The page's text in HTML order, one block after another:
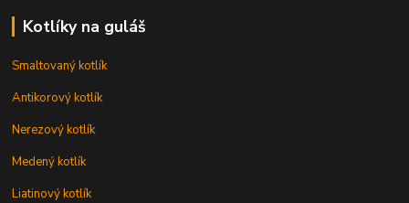
Kotlíky na guláš
Smaltovaný kotlík
Antikorový kotlík
Nerezový kotlík
Medený kotlík
Liatinový kotlík